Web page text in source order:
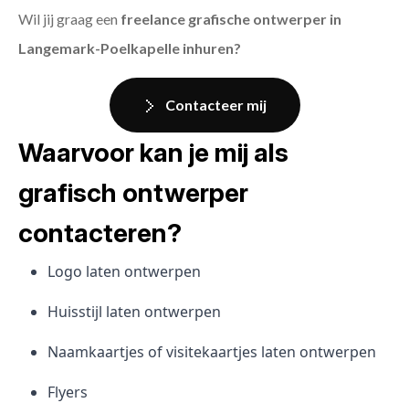
Wil jij graag een freelance grafische ontwerper in
Langemark-Poelkapelle inhuren?
Contacteer mij
Waarvoor kan je mij als
grafisch ontwerper
contacteren?
Logo laten ontwerpen
Huisstijl laten ontwerpen
Naamkaartjes of visitekaartjes laten ontwerpen
Flyers